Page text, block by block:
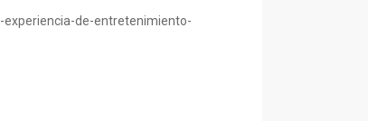
de-entretenimiento-